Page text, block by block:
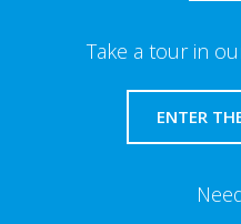
Take a tour in
ENTER